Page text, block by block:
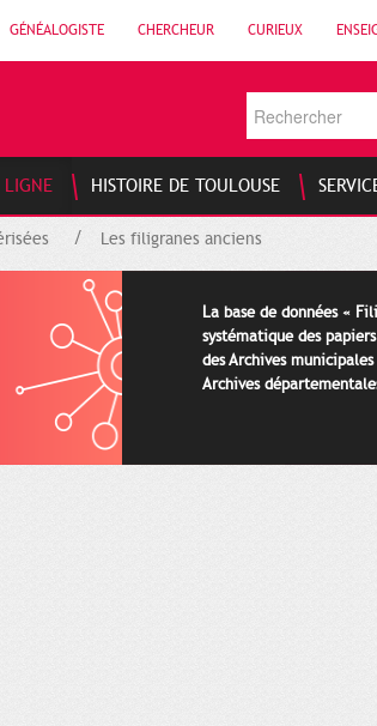
GÉNÉALOGISTE CHERCHEUR CURIEUX
LIGNE HISTOIRE DE TOULOUSE
Les filigranes anciens
La base de données «
systématique des
des Archives
Archives